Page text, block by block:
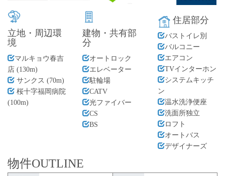
立地・周辺環
境
マルキョウ春吉
店 (130m)
サンクス (70m)
桜十字福岡病院
(100m)
建物・共有部
分
オートロック
エレベーター
駐輪場
CATV
光ファイバー
CS
BS
住居部分
バストイレ別
バルコニー
エアコン
TVインターホン
システムキッチ
ン
温水洗浄便座
洗面所独立
ロフト
オートバス
デザイナーズ
物件OUTLINE